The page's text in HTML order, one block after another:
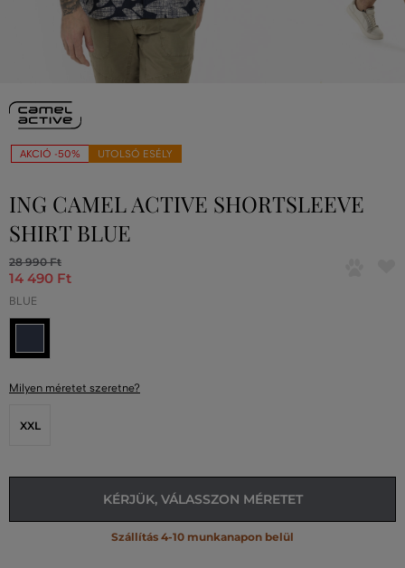
AKCIÓ -50% UTOLSÓ ESÉLY
ING CAMEL ACTIVE SHORTSLEEVE
SHIRT BLUE
28 990 Ft
14 490 Ft
BLUE
Milyen méretet szeretne?
XXL
KÉRJÜK, VÁLASSZON MÉRETET
Szállítás 4-10 munkanapon belül